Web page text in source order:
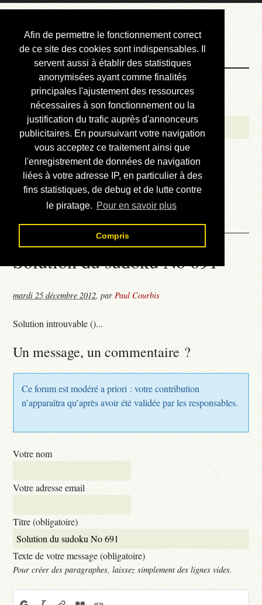
Afin de permettre le fonctionnement correct
de ce site des cookies sont indispensables. Il
servent aussi à établir des statistiques
anonymisées ayant comme finalités
principales l'ajustement des ressources
nécessaires à son fonctionnement ou la
justification du trafic auprès d'annonceurs
publicitaires. En poursuivant votre navigation
vous acceptez ce traitement ainsi que
l'enregistrement de données de navigation
liées à votre adresse IP, en particulier à des
fins statistiques, de debug et de lutte contre
le piratage. Pour en savoir plus
Compris
Courbis, « LE »
Blog Officiel
Bienvenue
Réalisations
Divers (et d’été)
Annonces
Liens externes
Téléchargement
Contact
Solution du sudoku No 691
mardi 25 décembre 2012,parPaul Courbis
Solution introuvable ()...
Un message, un commentaire ?
Ce forum est modéré a priori : votre contribution
n’apparaîtra qu’après avoir été validée par les responsables.
Votre nom
Votre adresse email
Titre (obligatoire)
Texte de votre message (obligatoire)
Pour créer des paragraphes, laissez simplement des lignes vides.